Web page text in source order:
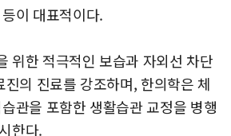
이 대표적이다.
위한 적극적인 보습과 자외선 차단
의 진료를 강조하며, 한의학은 체
관을 포함한 생활습관 교정을 병행
한다.